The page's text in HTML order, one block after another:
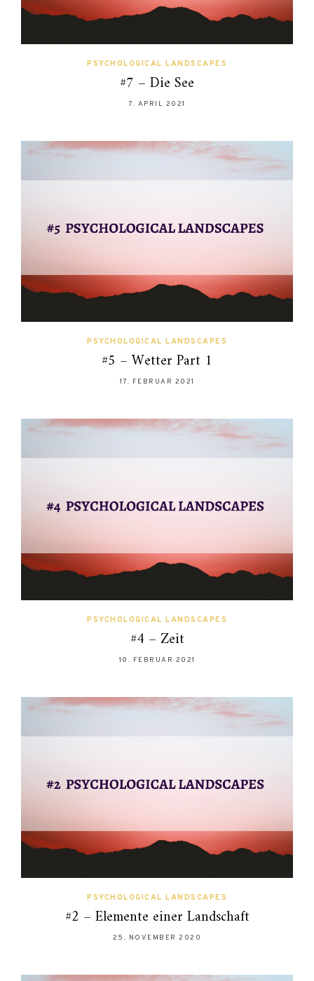
PSYCHOLOGICAL LANDSCAPES
#7 – Die See
7. APRIL 2021
PSYCHOLOGICAL LANDSCAPES
#5 – Wetter Part 1
17. FEBRUAR 2021
PSYCHOLOGICAL LANDSCAPES
#4 – Zeit
10. FEBRUAR 2021
PSYCHOLOGICAL LANDSCAPES
#2 – Elemente einer Landschaft
25. NOVEMBER 2020